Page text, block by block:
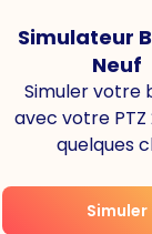
Simulateur
Neuf
Simuler votre
avec votre PTZ
quelques
Simuler